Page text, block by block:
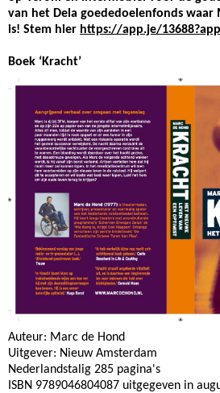
van het Dela goededoelenfonds waar
is! Stem hier https://app.je/
Boek ‘Kracht’
Auteur: Marc de Hond
Uitgever: Nieuw Amsterdam
Nederlandstalig 285 pagina's
ISBN 9789046804087 uitgegeven in